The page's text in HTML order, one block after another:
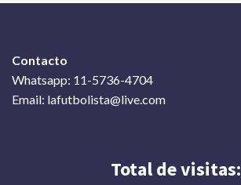
Contacto
Whatsapp: 11-5736-4704
Email: lafutbolista@live.com
Total de visitas: